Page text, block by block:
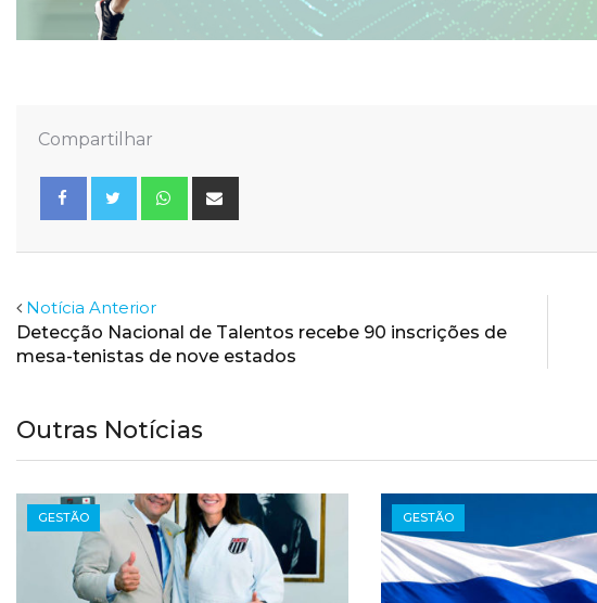
Compartilhar
Whatsapp
Notícia Anterior
Detecção Nacional de Talentos recebe 90 inscrições de
mesa-tenistas de nove estados
Outras Notícias
GESTÃO GESTÃO